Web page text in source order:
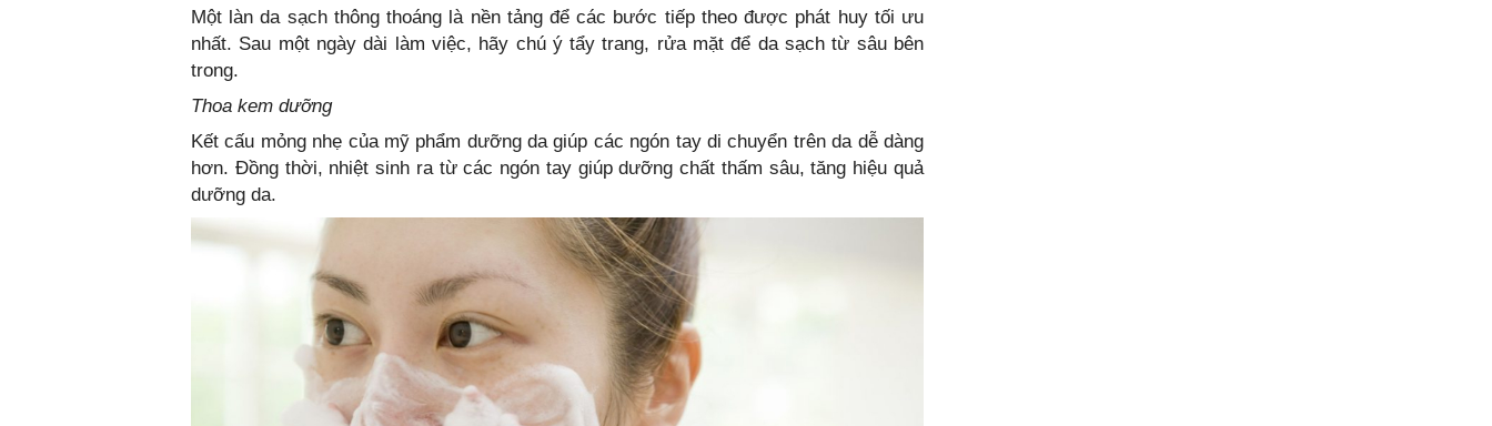
Một làn da sạch thông thoáng là nền tảng để các bước tiếp theo được phát huy tối ưu
nhất. Sau một ngày dài làm việc, hãy chú ý tẩy trang, rửa mặt để da sạch từ sâu bên
trong.
Thoa kem dưỡng
Kết cấu mỏng nhẹ của mỹ phẩm dưỡng da giúp các ngón tay di chuyển trên da dễ dàng
hơn. Đồng thời, nhiệt sinh ra từ các ngón tay giúp dưỡng chất thấm sâu, tăng hiệu quả
dưỡng da.